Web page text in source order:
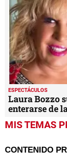
ESPECTÁCULOS
Laura Bozzo
enterarse de
MIS TEMAS